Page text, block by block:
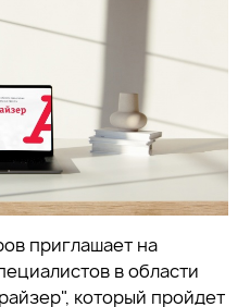
приглашает на
в области
который пройдет